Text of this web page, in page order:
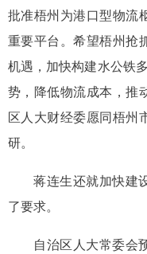
批准梧州为港口型物流
重要平台。希望梧州抢
机遇，加快构建水公铁
势，降低物流成本，推
区人大财经委愿同梧州
研。
蒋连生还就加快建
了要求。
自治区人大常委会